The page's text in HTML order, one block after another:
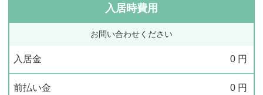
入居時費用
お問い合わせください
入居金 0 円
前払い金 0 円